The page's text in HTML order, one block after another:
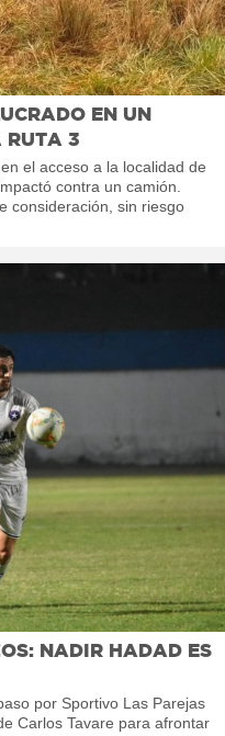
EN UN
RUTA 3
el acceso a la localidad de
contra un camión.
consideración, sin riesgo
NADIR HADAD ES
por Sportivo Las Parejas
Carlos Tavare para afrontar